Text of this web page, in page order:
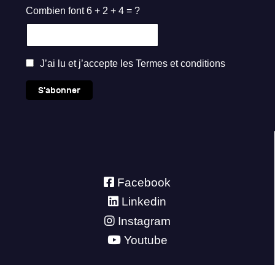
Combien font 6 + 2 + 4 = ?
J’ai lu et j’accepte les Termes et conditions
S'abonner
Facebook
Linkedin
Instagram
Youtube